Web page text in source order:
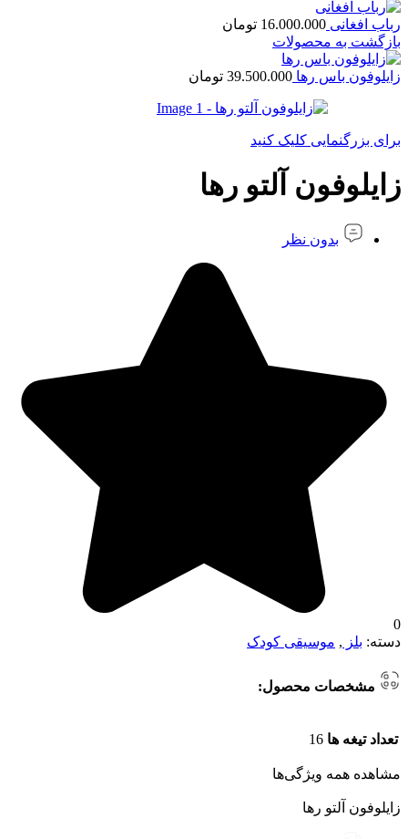
رباب افغانی 16.000.000 تومان
بازگشت به محصولات
زایلوفون باس رها 39.500.000 تومان
برای بزرگنمایی کلیک کنید
زایلوفون آلتو رها
بدون نظر
0
دسته: بلز , موسیقی کودک
مشخصات محصول:
تعداد تیغه ها 16
مشاهده همه ویژگی‌ها
زایلوفون آلتو رها